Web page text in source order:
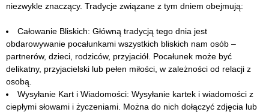
niezwykle znaczący. Tradycje związane z tym dniem obejmują:
Całowanie Bliskich: Główną tradycją tego dnia jest
obdarowywanie pocałunkami wszystkich bliskich nam osób –
partnerów, dzieci, rodziców, przyjaciół. Pocałunek może być
delikatny, przyjacielski lub pełen miłości, w zależności od relacji z
osobą.
Wysyłanie Kart i Wiadomości: Wysyłanie kartek i wiadomości z
ciepłymi słowami i życzeniami. Można do nich dołączyć zdjęcia lub